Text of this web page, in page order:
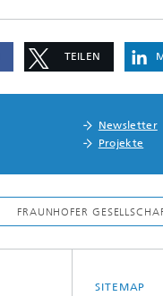
TEILEN
Newsletter
Projekte
SITEMAP